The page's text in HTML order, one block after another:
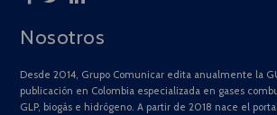
Nosotros
Desde 2014, Grupo Comunicar edita anualmente la
publicación en Colombia especializada en gases
GLP, biogás e hidrógeno. A partir de 2018 nace el